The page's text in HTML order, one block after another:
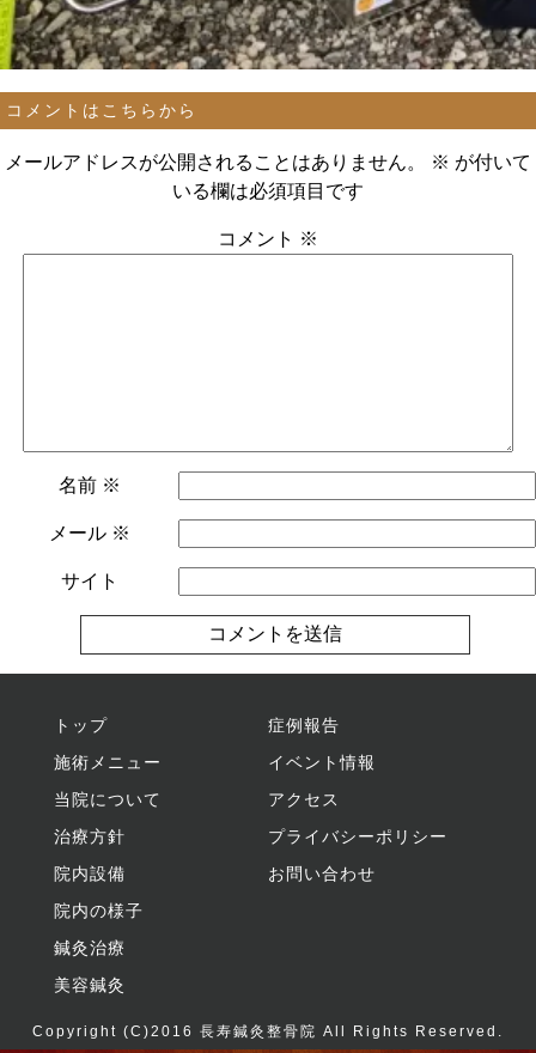
コメントはこちらから
メールアドレスが公開されることはありません。 ※ が付いて
いる欄は必須項目です
コメント ※
名前 ※
メール ※
サイト
トップ
施術メニュー
当院について
治療方針
院内設備
院内の様子
鍼灸治療
美容鍼灸
症例報告
イベント情報
アクセス
プライバシーポリシー
お問い合わせ
Copyright (C)2016 長寿鍼灸整骨院 All Rights Reserved.